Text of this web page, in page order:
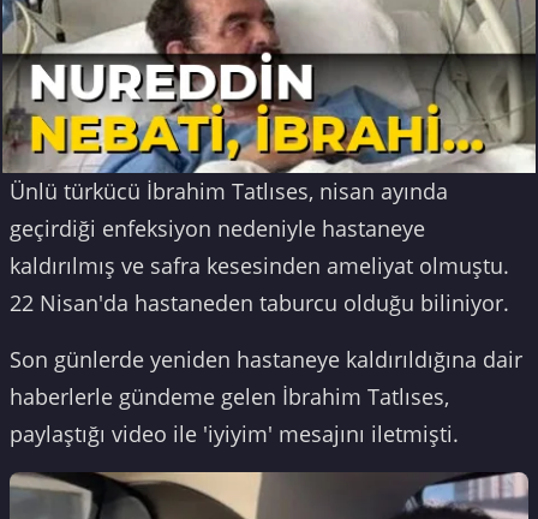
Ünlü türkücü İbrahim Tatlıses, nisan ayında
geçirdiği enfeksiyon nedeniyle hastaneye
kaldırılmış ve safra kesesinden ameliyat olmuştu.
22 Nisan'da hastaneden taburcu olduğu biliniyor.
Son günlerde yeniden hastaneye kaldırıldığına dair
haberlerle gündeme gelen İbrahim Tatlıses,
paylaştığı video ile 'iyiyim' mesajını iletmişti.